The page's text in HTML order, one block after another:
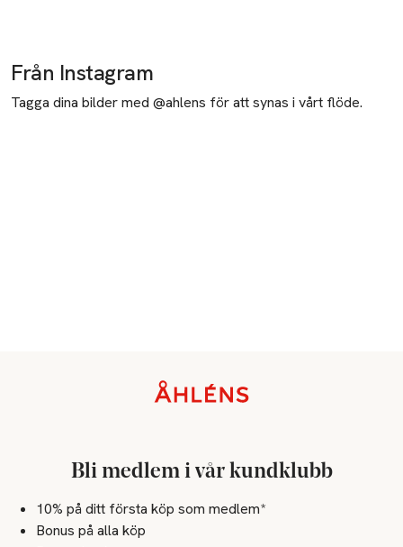
Från Instagram
Tagga dina bilder med @ahlens för att synas i vårt flöde.
Bli medlem i vår kundklubb
10% på ditt första köp som medlem*
Bonus på alla köp